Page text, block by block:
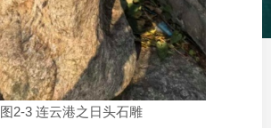
图2-3 连云港之日头石雕